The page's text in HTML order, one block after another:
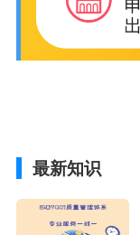
最新知识